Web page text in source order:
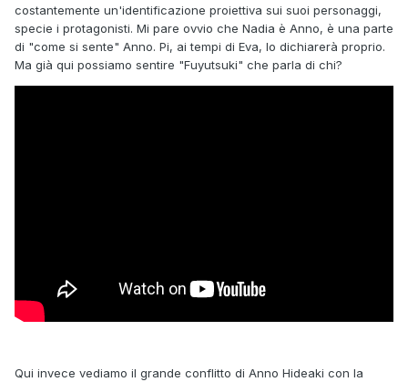
costantemente un'identificazione proiettiva sui suoi personaggi,
specie i protagonisti. Mi pare ovvio che Nadia è Anno, è una parte
di "come si sente" Anno. Pi, ai tempi di Eva, lo dichiarerà proprio.
Ma già qui possiamo sentire "Fuyutsuki" che parla di chi?
Qui invece vediamo il grande conflitto di Anno Hideaki con la